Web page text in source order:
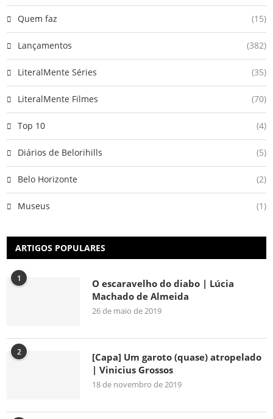
Quem faz (15)
Lançamentos (382)
LiteralMente Séries (35)
LiteralMente Filmes (70)
Top 10 (4)
Diários de Belorihills (5)
Belo Horizonte (2)
Museus (1)
ARTIGOS POPULARES
1
O escaravelho do diabo | Lúcia
Machado de Almeida
26 de maio de 2019
2
[Capa] Um garoto (quase) atropelado
| Vinicius Grossos
18 de novembro de 2019